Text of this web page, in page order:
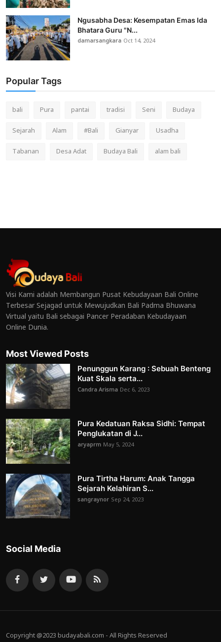
Ngusabha Desa: Kesempatan Emas Ida
Bhatara Guru "N...
damarsangkara Oct 14, 2024
Popular Tags
bali Pura pantai tradisi Seni
Budaya
Sejarah
Alam #Bali Gianyar
Usadha
Tabanan
Desa Adat Budaya Bali alam bali
Visi Kami adalah Membangun Pusat Kebudayaan Bali Online
Terbesar Sejagad untuk Mewujudkan Bali Padma Bhuwana
Virtual yaitu Bali sebagai Pancer Peradaban Kebudayaan
Online Dunia.
Most Viewed Posts
Penunggun Karang : Sebuah Benteng
Kuat Skala serta...
Candra Arisma Dec 6, 2023
Pura Kedatuan Raksa Sidhi: Tempat
Penglukatan di J...
aryaprm May 5, 2024
Pura Tirtha Harum: Anak Tangga
Sejarah Kelahiran S...
sangraynor Sep 24, 2023
Social Media
Copyright @2023 budayabali.com - All Rights Reserved